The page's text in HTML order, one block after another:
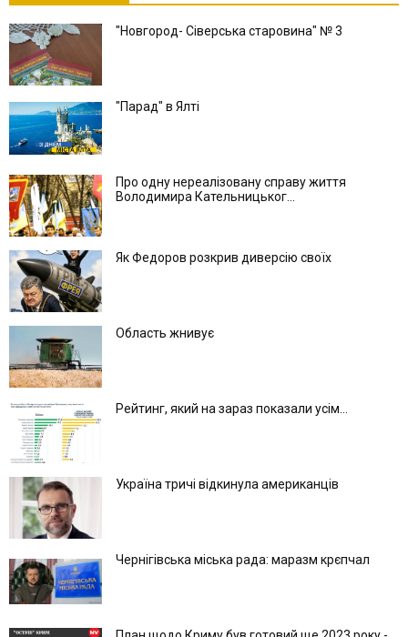
"Новгород- Сіверська старовина" № 3
"Парад" в Ялті
Про одну нереалізовану справу життя
Володимира Кательницьког...
Як Федоров розкрив диверсію своїх
Область жнивує
Рейтинг, який на зараз показали усім...
Україна тричі відкинула американців
Чернігівська міська рада: маразм крєпчал